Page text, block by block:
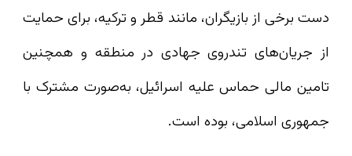
دست برخی از بازیگران، مانند قطر و ترکیه، برای حمایت
از جریان‌های تندروی جهادی در منطقه و همچنین
تامین مالی حماس علیه اسرائیل، به‌صورت مشترک با
جمهوری اسلامی، بوده است.